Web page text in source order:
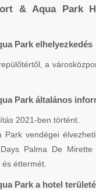
& Aqua Park
Park elhelyezkedés
a
Park általános
2021-ben történt.
Park vendégei
Palma De Mirette
éttermét.
Park a hotel